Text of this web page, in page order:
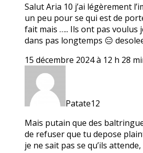
Salut Aria 10 j’ai légèrement
un peu pour se qui est de
fait mais ….. Ils ont pas voulus
dans pas longtemps 😑
15 décembre 2024 à 12 h 28
Patate12
Mais putain que des
de refuser que tu depose
je ne sait pas se qu’ils